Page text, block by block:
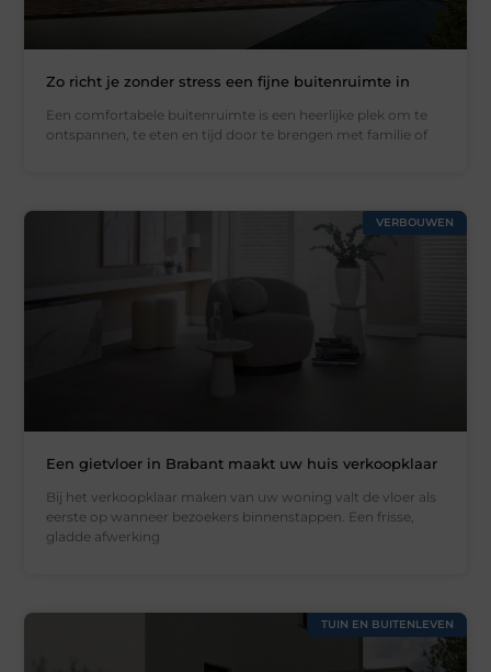
Zo richt je zonder stress een fijne buitenruimte in
Een comfortabele buitenruimte is een heerlijke plek om te
ontspannen, te eten en tijd door te brengen met familie of
VERBOUWEN
Een gietvloer in Brabant maakt uw huis verkoopklaar
Bij het verkoopklaar maken van uw woning valt de vloer als
eerste op wanneer bezoekers binnenstappen. Een frisse,
gladde afwerking
TUIN EN BUITENLEVEN